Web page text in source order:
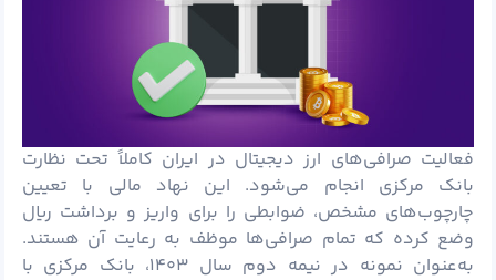
فعالیت صرافی‌های ارز دیجیتال در ایران کاملاً تحت نظارت
بانک مرکزی انجام می‌شود. این نهاد مالی با تعیین
چارچوب‌های مشخص، ضوابطی را برای واریز و برداشت ریال
وضع کرده که تمام صرافی‌ها موظف به رعایت آن هستند.
به‌عنوان نمونه در نیمه دوم سال ۱۴۰۳، بانک مرکزی با